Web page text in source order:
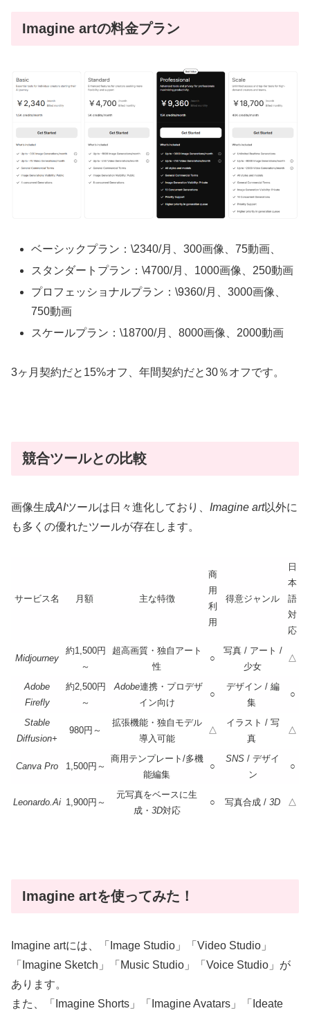
Imagine artの料金プラン
ベーシックプラン：\2340/月、300画像、75動画、
スタンダートプラン：\4700/月、1000画像、250動画
プロフェッショナルプラン：\9360/月、3000画像、
750動画
スケールプラン：\18700/月、8000画像、2000動画
3ヶ月契約だと15%オフ、年間契約だと30％オフです。
競合ツールとの比較
画像生成AIツールは日々進化しており、 Imagine art以外に
も多くの優れたツールが存在します。
サービス名 月額 主な特徴
商
用
利
用
得意ジャンル
日
本
語
対
応
Midjourney
約1,500円
～
超高画質・独自アート
性
○
写真 / アート /
少女
△
Adobe
Firefly
約2,500円
～
Adobe連携・プロデザ
イン向け
○
デザイン / 編
集
○
Stable
Diffusion+
980円～
拡張機能・独自モデル
導入可能
△
イラスト / 写
真
△
Canva Pro 1,500円～
商用テンプレート/多機
能編集
○
SNS / デザイ
ン
○
Leonardo.Ai 1,900円～
元写真をベースに生
成・ 3D対応
○ 写真合成 / 3D △
Imagine artを使ってみた！
Imagine artには、「Image Studio」「Video Studio」
「Imagine Sketch」「Music Studio」「Voice Studio」が
あります。
また、「Imagine Shorts」「Imagine Avatars」「Ideate